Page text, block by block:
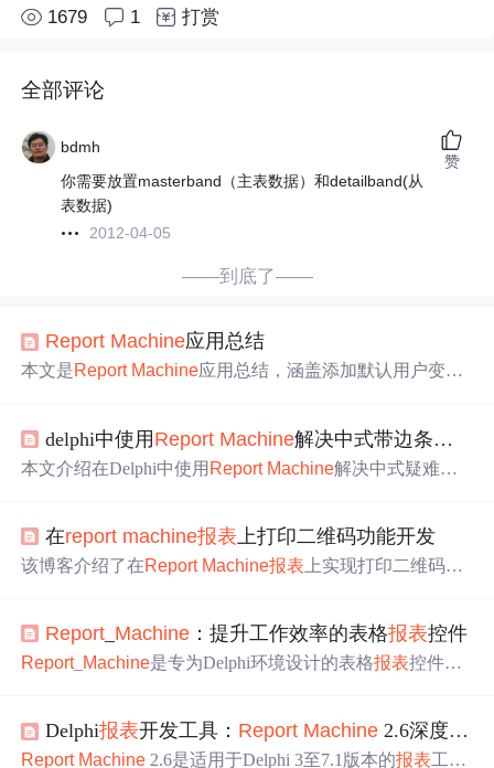
1679 1 打赏
全部评论
bdmh
你需要放置masterband（主表数据）和detailband(从
表数据)
2012-04-05
赞
——到底了——
Report Machine应用总结
本文是Report Machine应用总结，涵盖添加默认用户变
delphi中使用 Report Machine解决中式带边条及固定行的疑难
本文介绍在Delphi中使用 Report Machine解决中式疑难报
录集且有标头，左侧边条让初学者头疼。文中给出解决思
路，方案兼容FastReport，下篇待更新。
在report machine报表 上打印二维码功能开发
该博客介绍了在Report Machine报表 上实现打印二维码功
报表文件格式，添加图片控件、设置报表事件并调用图片
代码，保存后即可实现报表打印二维码。
Report Machine ：提升工作效率的表格报表控件
Report_ Machine是专为Delphi环境设计的表格报表控件。
项。可用于企业内部报表、政府公共服务、教育培训等场
景，能提升工作效率。
Delphi报表开发工具： Report Machine 2.6深度解析
Report Machine 2.6是适用于Delphi 3至7.1版本的报表工